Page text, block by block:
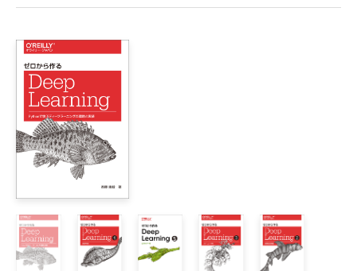
第I部　基本編――CodeBotを作る
    I.2　事前学習
    I.3　SFT（教師ありファインチューニング）
    I.4　強化学習
1章　トークナイザ【基本編】
    1.1　文字単位のトークン化
        1.1.1　文字をIDに変換する
        1.1.2　文字単位トークナイザの実装
    1.2　バイト単位のトークン化
        1.2.1　UTF-8エンコード
        1.2.2　バイト単位トークナイザの実装